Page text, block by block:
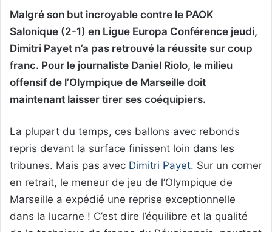
Malgré son but incroyable contre le PAOK
Salonique (2-1) en Ligue Europa Conférence jeudi,
Dimitri Payet n’a pas retrouvé la réussite sur coup
franc. Pour le journaliste Daniel Riolo, le milieu
offensif de l’Olympique de Marseille doit
maintenant laisser tirer ses coéquipiers.
La plupart du temps, ces ballons avec rebonds
repris devant la surface finissent loin dans les
tribunes. Mais pas avec Dimitri Payet. Sur un corner
en retrait, le meneur de jeu de l’Olympique de
Marseille a expédié une reprise exceptionnelle
dans la lucarne ! C’est dire l’équilibre et la qualité